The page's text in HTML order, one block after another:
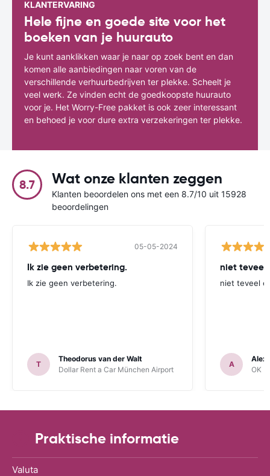
KLANTERVARING
Hele fijne en goede site voor het
boeken van je huurauto
Je kunt aanklikken waar je naar op zoek bent en dan
komen alle aanbiedingen naar voren van de
verschillende verhuurbedrijven ter plekke. Scheelt je
veel werk. Ze vinden echt de goedkoopste huurauto
voor je. Het Worry-Free pakket is ook zeer interessant
en behoed je voor dure extra verzekeringen ter plekke.
8.7 Wat onze klanten zeggen
Klanten beoordelen ons met een 8.7/10 uit 15928
beoordelingen
05-05-2024
Ik zie geen verbetering.
Ik zie geen verbetering.
T
Theodorus van der Walt
Dollar Rent a Car München Airport
niet teveel
niet teveel
A
OK
Praktische informatie
Valuta